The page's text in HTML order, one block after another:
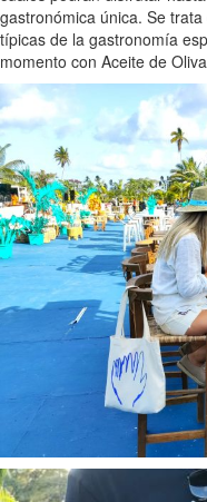
gastronómica única. Se
típicas de la gastronomía
momento con Aceite de